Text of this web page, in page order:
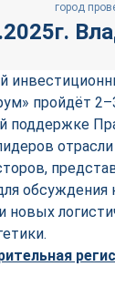
город
г.
пройдёт
поддержке
новых